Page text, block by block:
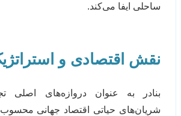
ساحلی ایفا می‌کند.
نقش اقتصادی و
بنادر به عنوان دروازه‌های اصلی
شریان‌های حیاتی اقتصاد جهانی